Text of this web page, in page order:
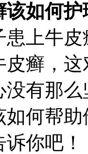
该如何
患上牛
皮癣，
没有那
如何帮
你吧！